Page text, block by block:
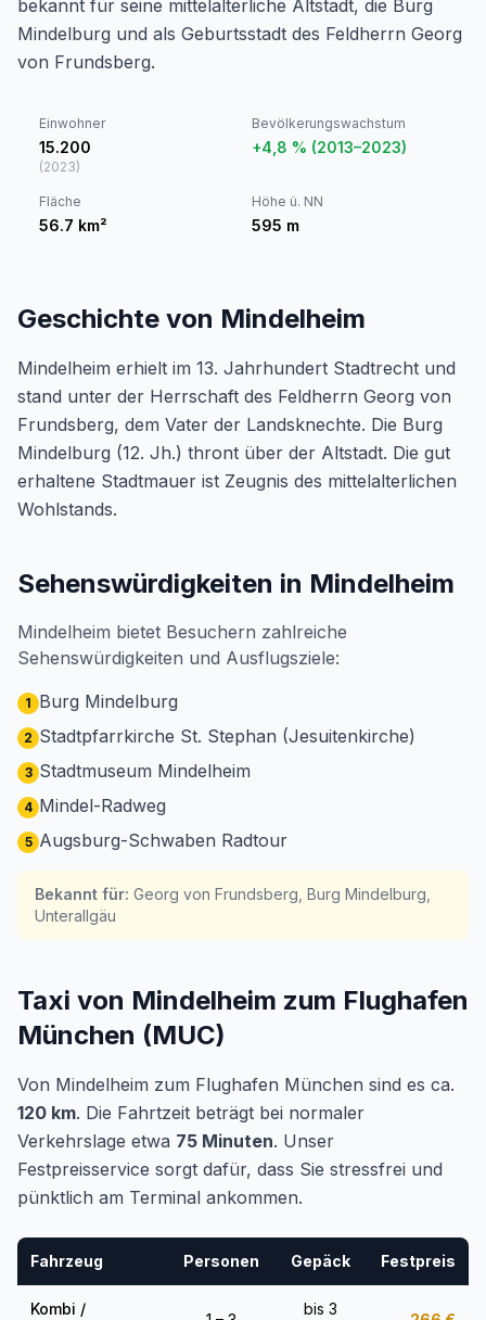
bekannt für seine mittelalterliche Altstadt, die Burg
Mindelburg und als Geburtsstadt des Feldherrn Georg
von Frundsberg.
Einwohner
15.200
(2023)
Bevölkerungswachstum
+4,8 % (2013–2023)
Fläche
56.7 km²
Höhe ü. NN
595 m
Geschichte von Mindelheim
Mindelheim erhielt im 13. Jahrhundert Stadtrecht und
stand unter der Herrschaft des Feldherrn Georg von
Frundsberg, dem Vater der Landsknechte. Die Burg
Mindelburg (12. Jh.) thront über der Altstadt. Die gut
erhaltene Stadtmauer ist Zeugnis des mittelalterlichen
Wohlstands.
Sehenswürdigkeiten in Mindelheim
Mindelheim bietet Besuchern zahlreiche
Sehenswürdigkeiten und Ausflugsziele:
1 Burg Mindelburg
2 Stadtpfarrkirche St. Stephan (Jesuitenkirche)
3 Stadtmuseum Mindelheim
4 Mindel-Radweg
5 Augsburg-Schwaben Radtour
Bekannt für: Georg von Frundsberg, Burg Mindelburg,
Unterallgäu
Taxi von Mindelheim zum Flughafen
München (MUC)
Von Mindelheim zum Flughafen München sind es ca.
120 km. Die Fahrtzeit beträgt bei normaler
Verkehrslage etwa 75 Minuten. Unser
Festpreisservice sorgt dafür, dass Sie stressfrei und
pünktlich am Terminal ankommen.
Fahrzeug Personen Gepäck Festpreis
Kombi / bis 3